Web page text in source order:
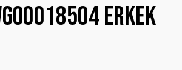
Erkek